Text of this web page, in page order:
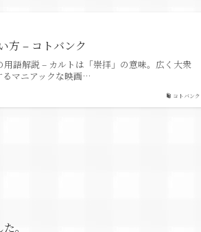
コトバンク
方 – コトバンク
語解説 – カルトは「崇拝」の意味。広く大衆
るマニアックな映画…
。